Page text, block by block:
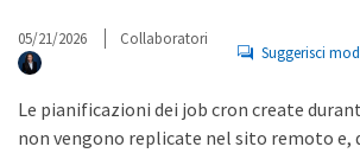
05/21/2026 Collaboratori
Suggerisci
Le pianificazioni dei job cron create
non vengono replicate nel sito remoto e,